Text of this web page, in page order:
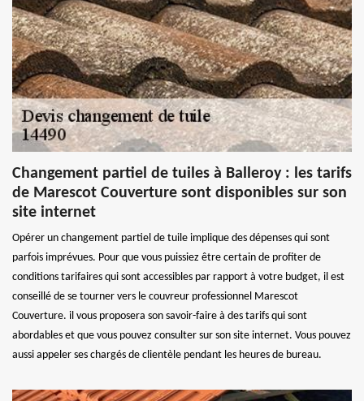
Changement partiel de tuiles à Balleroy : les tarifs
de Marescot Couverture sont disponibles sur son
site internet
Opérer un changement partiel de tuile implique des dépenses qui sont
parfois imprévues. Pour que vous puissiez être certain de profiter de
conditions tarifaires qui sont accessibles par rapport à votre budget, il est
conseillé de se tourner vers le couvreur professionnel Marescot
Couverture. il vous proposera son savoir-faire à des tarifs qui sont
abordables et que vous pouvez consulter sur son site internet. Vous pouvez
aussi appeler ses chargés de clientèle pendant les heures de bureau.